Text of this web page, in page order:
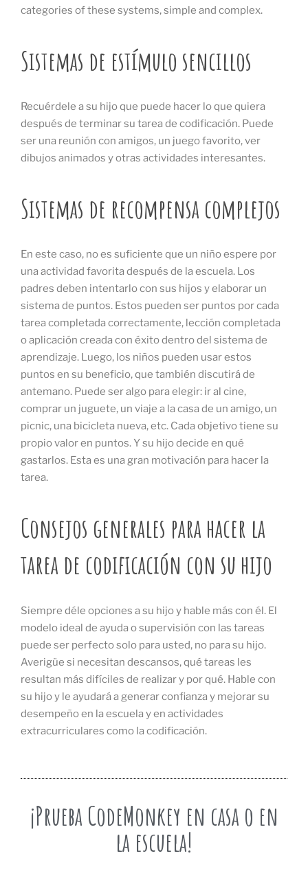
categories of these systems, simple and complex.
Sistemas de estímulo sencillos
Recuérdele a su hijo que puede hacer lo que quiera
después de terminar su tarea de codificación. Puede
ser una reunión con amigos, un juego favorito, ver
dibujos animados y otras actividades interesantes.
Sistemas de recompensa complejos
En este caso, no es suficiente que un niño espere por
una actividad favorita después de la escuela. Los
padres deben intentarlo con sus hijos y elaborar un
sistema de puntos. Estos pueden ser puntos por cada
tarea completada correctamente, lección completada
o aplicación creada con éxito dentro del sistema de
aprendizaje. Luego, los niños pueden usar estos
puntos en su beneficio, que también discutirá de
antemano. Puede ser algo para elegir: ir al cine,
comprar un juguete, un viaje a la casa de un amigo, un
picnic, una bicicleta nueva, etc. Cada objetivo tiene su
propio valor en puntos. Y su hijo decide en qué
gastarlos. Esta es una gran motivación para hacer la
tarea.
Consejos generales para hacer la
tarea de codificación con su hijo
Siempre déle opciones a su hijo y hable más con él. El
modelo ideal de ayuda o supervisión con las tareas
puede ser perfecto solo para usted, no para su hijo.
Averigüe si necesitan descansos, qué tareas les
resultan más difíciles de realizar y por qué. Hable con
su hijo y le ayudará a generar confianza y mejorar su
desempeño en la escuela y en actividades
extracurriculares como la codificación.
¡Prueba CodeMonkey en casa o en
la escuela!